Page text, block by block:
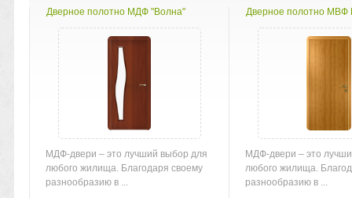
Дверное полотно МДФ "Волна"
МДФ-двери – это лучший выбор для
любого жилища. Благодаря своему
разнообразию в ...
Дверное полотно МВФ
МДФ-двери – это
любого жилища.
разнообразию в ...